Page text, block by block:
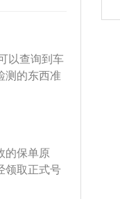
以查询到车
测的东西准
好的警示
理局网站
话就需要
去附近的
核工作。车
改装，车
的保单原
领取正式号
验。目的